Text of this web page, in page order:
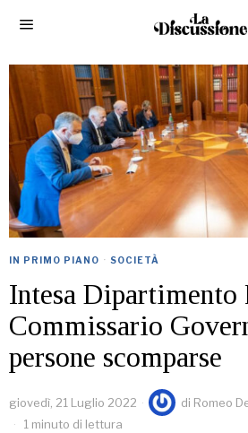
IN PRIMO PIANO · SOCIETÀ
Intesa Dipartimento
Commissario
persone scomparse
giovedì, 21 Luglio 2022 di Romeo
1 minuto di lettura